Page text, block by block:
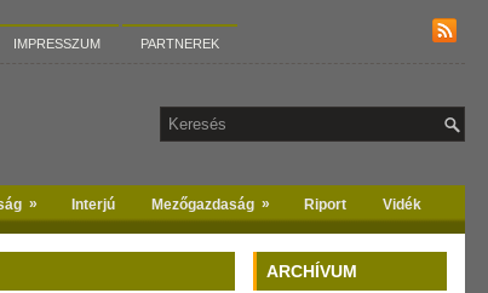
IMPRESSZUM PARTNEREK
» Interjú Mezőgazdaság » Riport Vidék
ARCHÍVUM